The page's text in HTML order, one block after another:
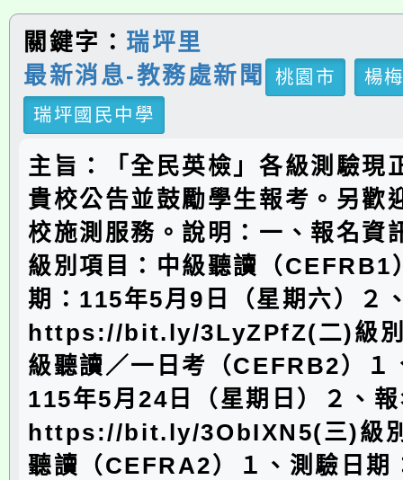
關鍵字： 瑞坪里
最新消息-教務處新聞
桃園市
楊
瑞坪國民中學
主旨：「全民英檢」各級測驗現
貴校公告並鼓勵學生報考。另歡
校施測服務。說明：一、報名資
級別項目：中級聽讀（CEFRB1
期：115年5月9日（星期六）２
https://bit.ly/3LyZPfZ(二)級別
級聽讀／一日考（CEFRB2）１
115年5月24日（星期日）２、
https://bit.ly/3ObIXN5(三)級
聽讀（CEFRA2）１、測驗日期